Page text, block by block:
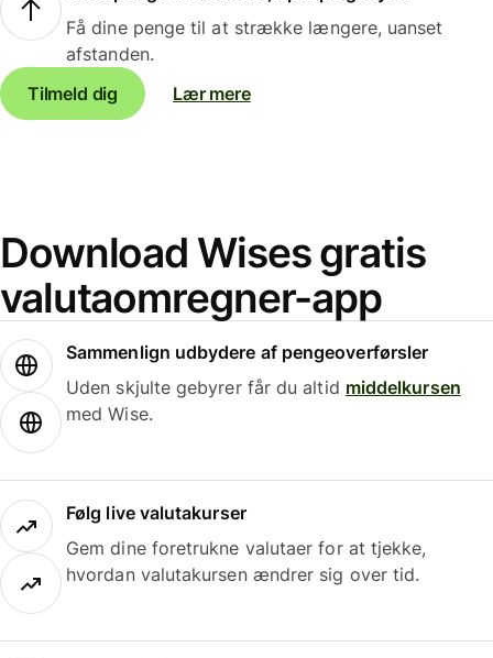
Få dine penge til at strække længere, uanset
afstanden.
Tilmeld dig
Lær mere
Download Wises gratis
valutaomregner-app
Sammenlign udbydere af pengeoverførsler
Uden skjulte gebyrer får du altid middelkursen
med Wise.
Følg live valutakurser
Gem dine foretrukne valutaer for at tjekke,
hvordan valutakursen ændrer sig over tid.